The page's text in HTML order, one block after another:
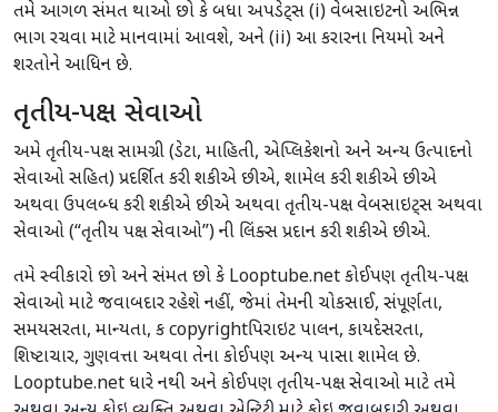
તમે આગળ સંમત થાઓ છો કે બધા અપડેટ્સ (i) વેબસાઇટનો અભિન્ન
ભાગ રચવા માટે માનવામાં આવશે, અને (ii) આ કરારના નિયમો અને
શરતોને આધિન છે.
તૃતીય-પક્ષ સેવાઓ
અમે તૃતીય-પક્ષ સામગ્રી (ડેટા, માહિતી, એપ્લિકેશનો અને અન્ય ઉત્પાદનો
સેવાઓ સહિત) પ્રદર્શિત કરી શકીએ છીએ, શામેલ કરી શકીએ છીએ
અથવા ઉપલબ્ધ કરી શકીએ છીએ અથવા તૃતીય-પક્ષ વેબસાઇટ્સ અથવા
સેવાઓ (“તૃતીય પક્ષ સેવાઓ”) ની લિંક્સ પ્રદાન કરી શકીએ છીએ.
તમે સ્વીકારો છો અને સંમત છો કે Looptube.net કોઈપણ તૃતીય-પક્ષ
સેવાઓ માટે જવાબદાર રહેશે નહીં, જેમાં તેમની ચોકસાઈ, સંપૂર્ણતા,
સમયસરતા, માન્યતા, ક copyrightપિરાઇટ પાલન, કાયદેસરતા,
શિષ્ટાચાર, ગુણવત્તા અથવા તેના કોઈપણ અન્ય પાસા શામેલ છે.
Looptube.net ધારે નથી અને કોઈપણ તૃતીય-પક્ષ સેવાઓ માટે તમે